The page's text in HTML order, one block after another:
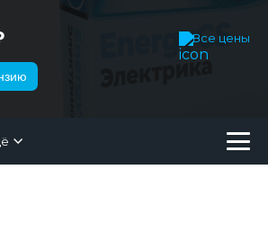
Все цены